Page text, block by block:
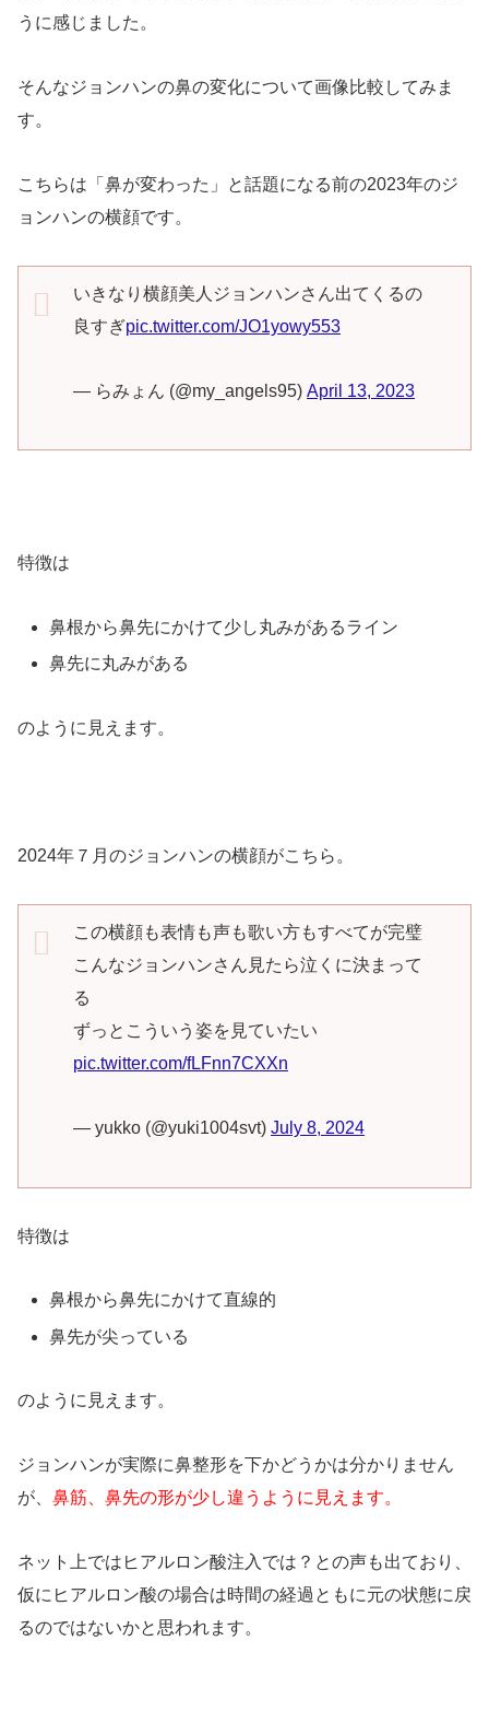
うに感じました。
そんなジョンハンの鼻の変化について画像比較してみま
す。
こちらは「鼻が変わった」と話題になる前の2023年のジ
ョンハンの横顔です。
いきなり横顔美人ジョンハンさん出てくるの
良すぎpic.twitter.com/JO1yowy553
— らみょん (@my_angels95) April 13, 2023
特徴は
鼻根から鼻先にかけて少し丸みがあるライン
鼻先に丸みがある
のように見えます。
2024年７月のジョンハンの横顔がこちら。
この横顔も表情も声も歌い方もすべてが完璧
こんなジョンハンさん見たら泣くに決まって
る
ずっとこういう姿を見ていたい
pic.twitter.com/fLFnn7CXXn
— yukko (@yuki1004svt) July 8, 2024
特徴は
鼻根から鼻先にかけて直線的
鼻先が尖っている
のように見えます。
ジョンハンが実際に鼻整形を下かどうかは分かりません
が、 鼻筋、鼻先の形が少し違うように見えます。
ネット上ではヒアルロン酸注入では？との声も出ており、
仮にヒアルロン酸の場合は時間の経過ともに元の状態に戻
るのではないかと思われます。